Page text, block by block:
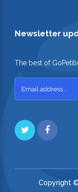
Newsletter
The best of
Copyright